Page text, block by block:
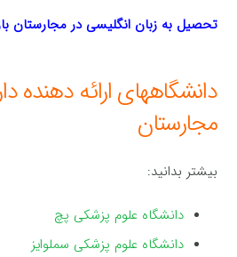
تحصیل به زبان انگلیسی در مجارستان
دانشگاههای ارائه دهنده
مجارستان
بیشتر بدانید:
دانشگاه علوم پزشکی پچ
دانشگاه علوم پزشکی سملوایز